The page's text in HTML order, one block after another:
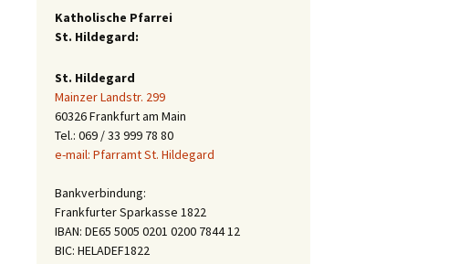
Katholische Pfarrei
St. Hildegard:
St. Hildegard
Mainzer Landstr. 299
60326 Frankfurt am Main
Tel.: 069 / 33 999 78 80
e-mail: Pfarramt St. Hildegard
Bankverbindung:
Frankfurter Sparkasse 1822
IBAN: DE65 5005 0201 0200 7844 12
BIC: HELADEF1822